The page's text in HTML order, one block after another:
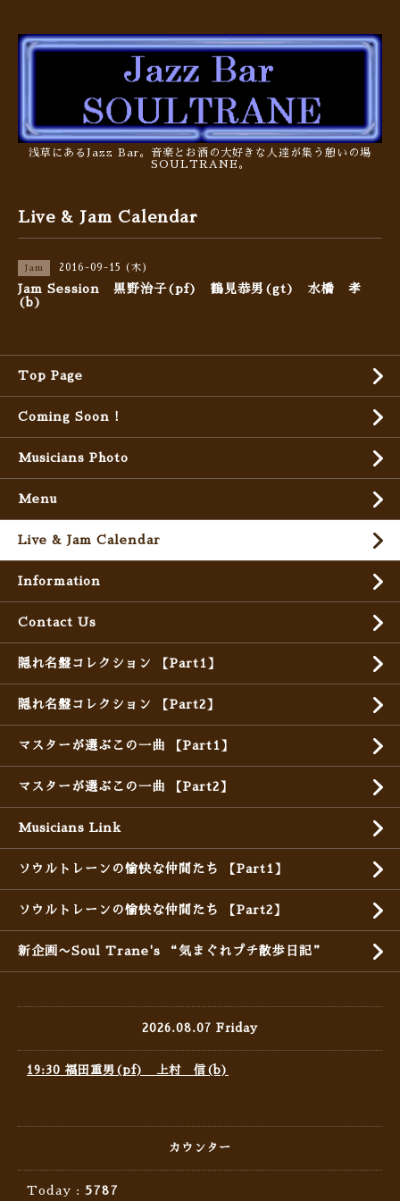
浅草にあるJazz Bar。音楽とお酒の大好きな人達が集う憩いの場
SOULTRANE。
Live & Jam Calendar
Jam 2016-09-15 (木)
Jam Session 黒野治子(pf) 鶴見恭男(gt) 水橋 孝
(b)
Top Page
Coming Soon !
Musicians Photo
Menu
Live & Jam Calendar
Information
Contact Us
隠れ名盤コレクション 【Part1】
隠れ名盤コレクション 【Part2】
マスターが選ぶこの一曲 【Part1】
マスターが選ぶこの一曲 【Part2】
Musicians Link
ソウルトレーンの愉快な仲間たち 【Part1】
ソウルトレーンの愉快な仲間たち 【Part2】
新企画〜Soul Trane's “気まぐれプチ散歩日記”
2026.08.07 Friday
19:30 福田重男(pf) 上村 信(b)
カウンター
Today : 5787